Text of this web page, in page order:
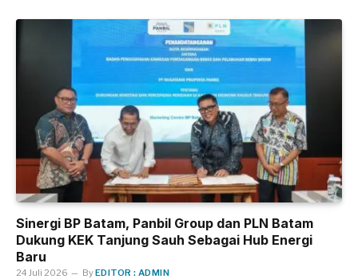
Sinergi BP Batam, Panbil Group dan PLN Batam
Dukung KEK Tanjung Sauh Sebagai Hub Energi
Baru
24 Juli 2026 ByEDITOR : ADMIN